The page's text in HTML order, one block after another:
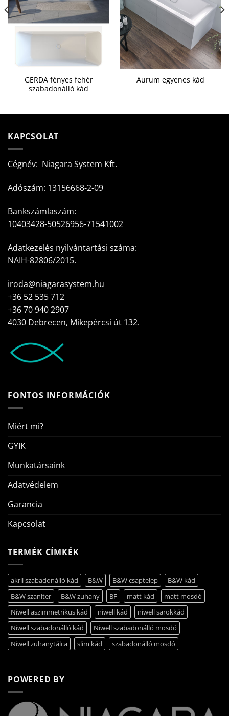
GERDA fényes fehér
szabadonálló kád
Aurum egyenes kád
KAPCSOLAT
Cégnév: Niagara System Kft.
Adószám: 13156668-2-09
Bankszámlaszám:
10403428-50526956-71541002
Adatkezelés nyilvántartási száma:
NAIH-82806/2015.
iroda@niagarasystem.hu
+36 52 535 712
+36 70 940 2907
4030 Debrecen, Mikepércsi út 132.
FONTOS INFORMÁCIÓK
Miért mi?
GYIK
Munkatársaink
Adatvédelem
Garancia
Kapcsolat
TERMÉK CÍMKÉK
akril szabadonálló kád B&W B&W csaptelep
B&W kád
B&W szaniter
B&W zuhany BF matt kád
matt mosdó
Niwell aszimmetrikus kád
niwell kád
niwell sarokkád
Niwell szabadonálló kád
Niwell szabadonálló mosdó
Niwell zuhanytálca
slim kád szabadonálló mosdó
POWERED BY